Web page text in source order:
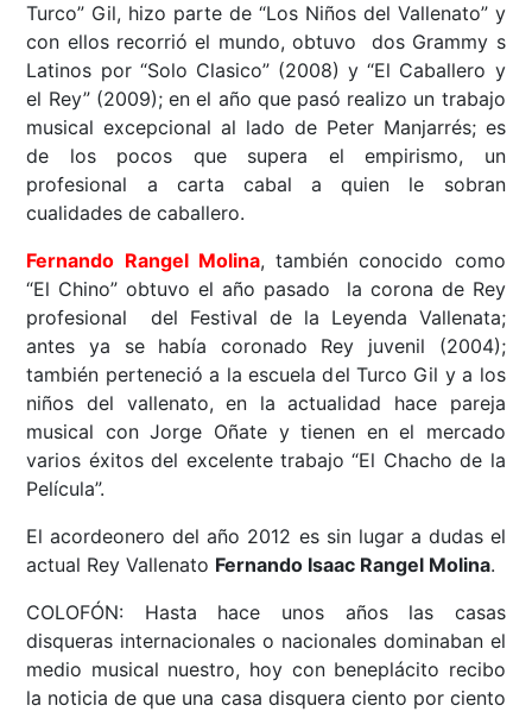
Turco” Gil, hizo parte de “Los Niños del Vallenato” y
con ellos recorrió el mundo, obtuvo dos Grammy s
Latinos por “Solo Clasico” (2008) y “El Caballero y
el Rey” (2009); en el año que pasó realizo un trabajo
musical excepcional al lado de Peter Manjarrés; es
de los pocos que supera el empirismo, un
profesional a carta cabal a quien le sobran
cualidades de caballero.
Fernando Rangel Molina, también conocido como
“El Chino” obtuvo el año pasado la corona de Rey
profesional del Festival de la Leyenda Vallenata;
antes ya se había coronado Rey juvenil (2004);
también perteneció a la escuela del Turco Gil y a los
niños del vallenato, en la actualidad hace pareja
musical con Jorge Oñate y tienen en el mercado
varios éxitos del excelente trabajo “El Chacho de la
Película”.
El acordeonero del año 2012 es sin lugar a dudas el
actual Rey Vallenato Fernando Isaac Rangel Molina.
COLOFÓN: Hasta hace unos años las casas
disqueras internacionales o nacionales dominaban el
medio musical nuestro, hoy con beneplácito recibo
la noticia de que una casa disquera ciento por ciento